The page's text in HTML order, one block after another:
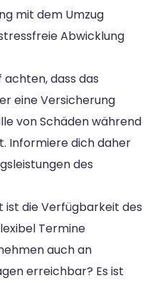
mit dem Umzug
Abwicklung
dass das
eine Versicherung
von Schäden während
Informiere dich daher
des
ist die Verfügbarkeit des
Termine
auch an
erreichbar? Es ist